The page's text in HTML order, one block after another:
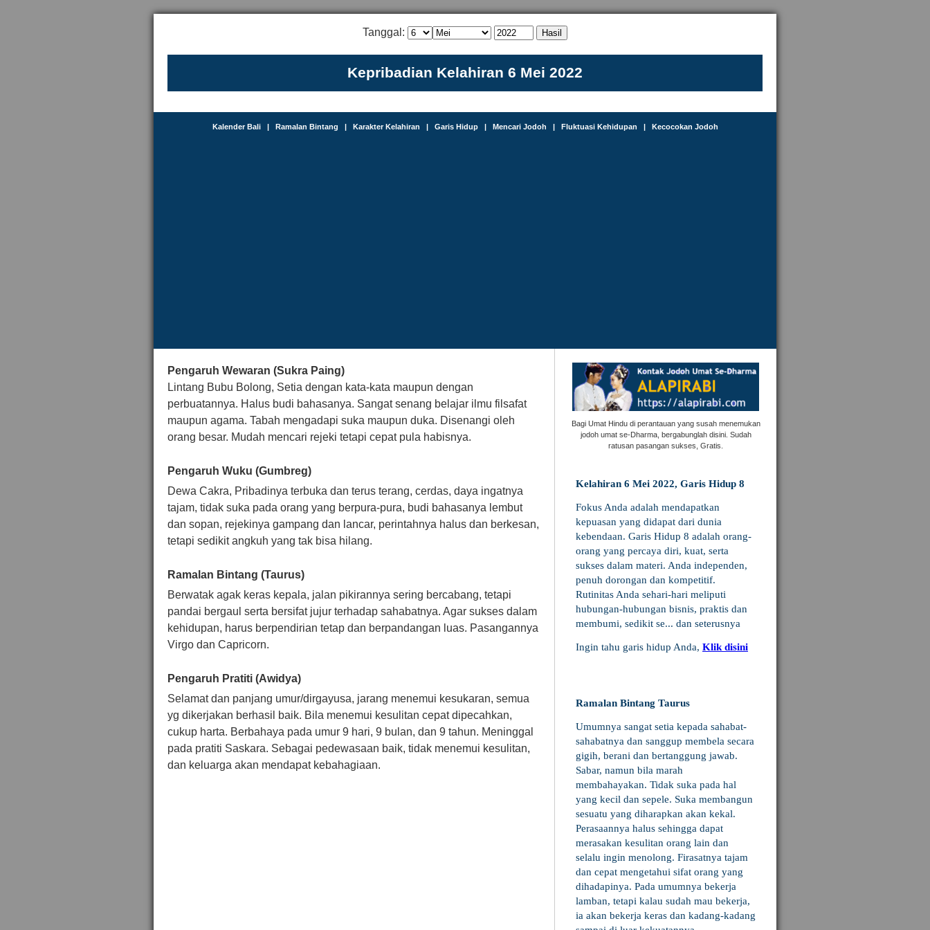
Tanggal:
Kepribadian Kelahiran 6 Mei 2022
Kalender Bali| Ramalan Bintang | Karakter Kelahiran | Garis Hidup| Mencari Jodoh | Fluktuasi Kehidupan | Kecocokan Jodoh
Pengaruh Wewaran (Sukra Paing)
Lintang Bubu Bolong, Setia dengan kata-kata maupun dengan
perbuatannya. Halus budi bahasanya. Sangat senang belajar ilmu filsafat
maupun agama. Tabah mengadapi suka maupun duka. Disenangi oleh
orang besar. Mudah mencari rejeki tetapi cepat pula habisnya.
Pengaruh Wuku (Gumbreg)
Dewa Cakra, Pribadinya terbuka dan terus terang, cerdas, daya ingatnya
tajam, tidak suka pada orang yang berpura-pura, budi bahasanya lembut
dan sopan, rejekinya gampang dan lancar, perintahnya halus dan berkesan,
tetapi sedikit angkuh yang tak bisa hilang.
Ramalan Bintang (Taurus)
Berwatak agak keras kepala, jalan pikirannya sering bercabang, tetapi
pandai bergaul serta bersifat jujur terhadap sahabatnya. Agar sukses dalam
kehidupan, harus berpendirian tetap dan berpandangan luas. Pasangannya
Virgo dan Capricorn.
Pengaruh Pratiti (Awidya)
Selamat dan panjang umur/dirgayusa, jarang menemui kesukaran, semua
yg dikerjakan berhasil baik. Bila menemui kesulitan cepat dipecahkan,
cukup harta. Berbahaya pada umur 9 hari, 9 bulan, dan 9 tahun. Meninggal
pada pratiti Saskara. Sebagai pedewasaan baik, tidak menemui kesulitan,
dan keluarga akan mendapat kebahagiaan.
Bagi Umat Hindu di perantauan yang susah menemukan
jodoh umat se-Dharma, bergabunglah disini. Sudah
ratusan pasangan sukses, Gratis.
Kelahiran 6 Mei 2022, Garis Hidup 8
Fokus Anda adalah mendapatkan
kepuasan yang didapat dari dunia
kebendaan. Garis Hidup 8 adalah orang-
orang yang percaya diri, kuat, serta
sukses dalam materi. Anda independen,
penuh dorongan dan kompetitif.
Rutinitas Anda sehari-hari meliputi
hubungan-hubungan bisnis, praktis dan
membumi, sedikit se... dan seterusnya
Ingin tahu garis hidup Anda, Klik disini
Ramalan Bintang Taurus
Umumnya sangat setia kepada sahabat-
sahabatnya dan sanggup membela secara
gigih, berani dan bertanggung jawab.
Sabar, namun bila marah
membahayakan. Tidak suka pada hal
yang kecil dan sepele. Suka membangun
sesuatu yang diharapkan akan kekal.
Perasaannya halus sehingga dapat
merasakan kesulitan orang lain dan
selalu ingin menolong. Firasatnya tajam
dan cepat mengetahui sifat orang yang
dihadapinya. Pada umumnya bekerja
lamban, tetapi kalau sudah mau bekerja,
ia akan bekerja keras dan kadang-kadang